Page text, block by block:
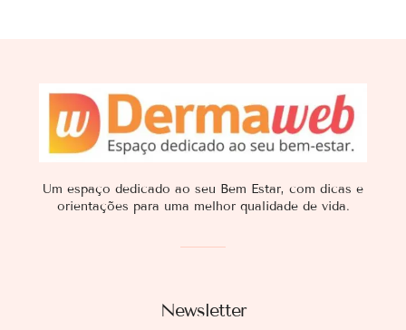
Newsletter
Um espaço dedicado ao seu Bem Estar, com dicas e
orientações para uma melhor qualidade de vida.